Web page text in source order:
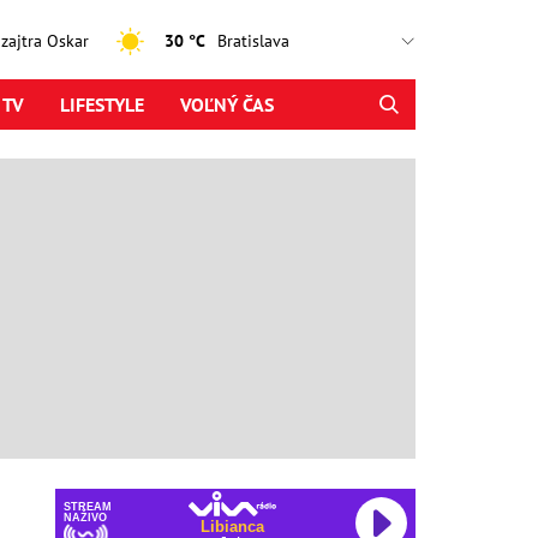
Oskar 30 °C
LIFESTYLE VOĽNÝ ČAS
STREAM
NAŽIVO
Libianca